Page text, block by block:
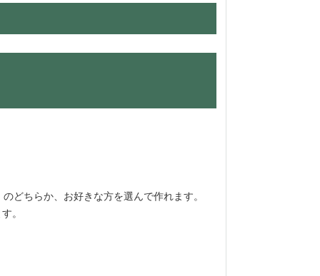
ちらか、お好きな方を選んで作れます。
す。